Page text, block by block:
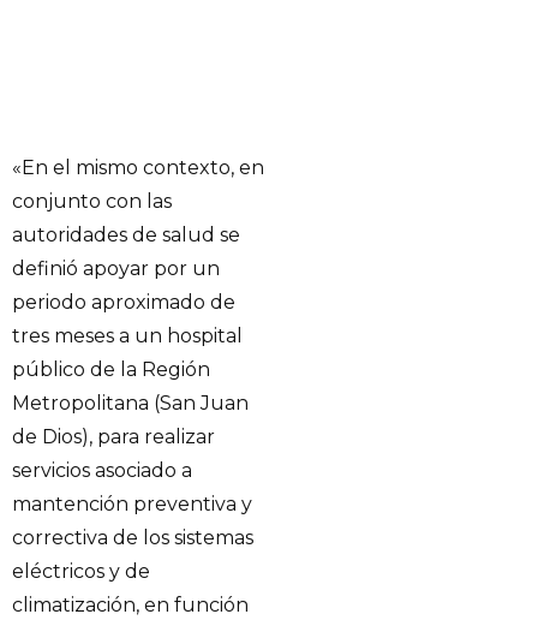
«En el mismo contexto, en
conjunto con las
autoridades de salud se
definió apoyar por un
periodo aproximado de
tres meses a un hospital
público de la Región
Metropolitana (San Juan
de Dios), para realizar
servicios asociado a
mantención preventiva y
correctiva de los sistemas
eléctricos y de
climatización, en función